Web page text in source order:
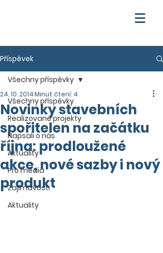
Příspěvek
Všechny příspěvky
Realizované projekty
Napsali o nás
Aktuality
Pro média
Zajímavosti
Aktuality
Všechny příspěvky
Novinky stavebních
spořitelen na začátku
října: prodloužené
akce, nové sazby i nový
produkt
24. 10. 2014Minut čtení: 4